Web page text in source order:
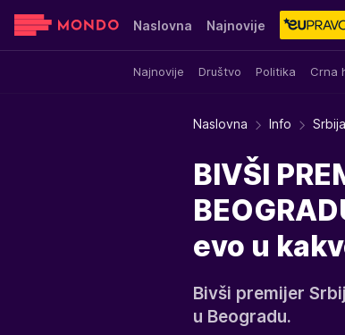
Naslovna Najnovije
Najnovije Društvo Politika Crna
Sensa Stvar ukusa Yumama
Naslovna Info Srbija
BIVŠI
evo u
Bivši premijer
u Beogradu.